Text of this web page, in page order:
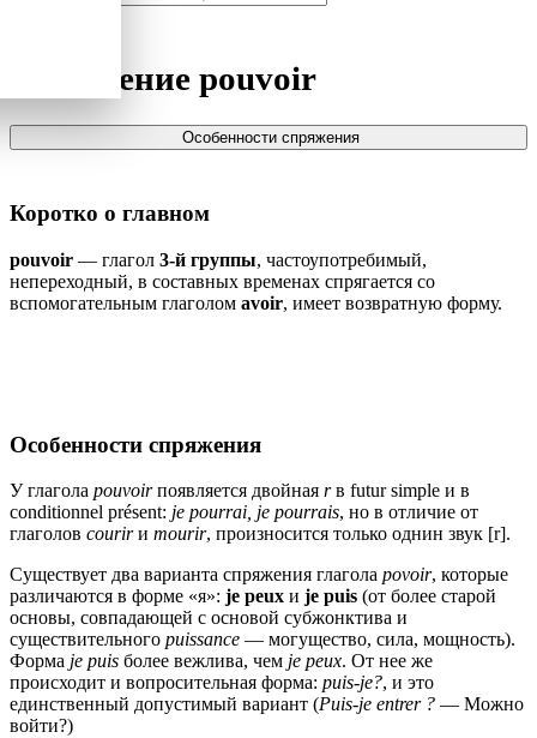
Спряжение pouvoir
Особенности спряжения
Коротко о главном
pouvoir — глагол 3-й группы, частоупотребимый,
непереходный, в составных временах спрягается со
вспомогательным глаголом avoir, имеет возвратную форму.
Особенности спряжения
У глагола pouvoirпоявляется двойная rв futur simple и в
conditionnel présent: je pourrai, je pourrais, но в отличие от
глаголов courirи mourir, произносится только однин звук [r].
Существует два варианта спряжения глагола povoir, которые
различаются в форме «я»: je peux и je puis (от более старой
основы, совпадающей с основой субжонктива и
существительного puissance — могущество, сила, мощность).
Форма je puis более вежлива, чем je peux. От нее же
происходит и вопросительная форма: puis-je?, и это
единственный допустимый вариант (Puis-je entrer ? — Можно
войти?)